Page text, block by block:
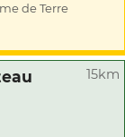
de Terre
15km